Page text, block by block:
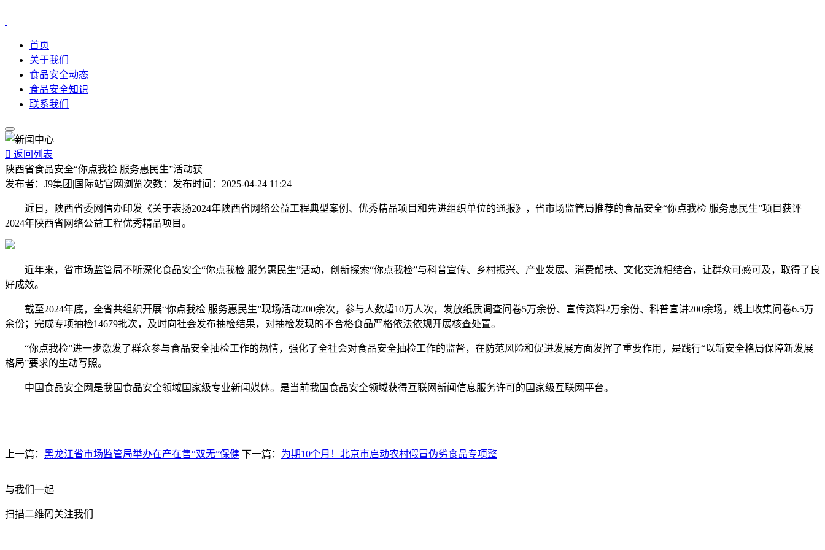
首页
关于我们
食品安全动态
食品安全知识
联系我们
 返回列表
陕西省食品安全“你点我检 服务惠民生”活动获
发布者： J9集团|国际站官网 浏览次数： 发布时间： 2025-04-24 11:24
近日，陕西省委网信办印发《关于表扬2024年陕西省网络公益工程典型案例、优秀精品项目和先进组织单位的通报》，省市场监管局推荐的食品安全“你点我检 服务惠民生”项目获评
2024年陕西省网络公益工程优秀精品项目。
近年来，省市场监管局不断深化食品安全“你点我检 服务惠民生”活动，创新探索“你点我检”与科普宣传、乡村振兴、产业发展、消费帮扶、文化交流相结合，让群众可感可及，取得了良
好成效。
截至2024年底，全省共组织开展“你点我检 服务惠民生”现场活动200余次，参与人数超10万人次，发放纸质调查问卷5万余份、宣传资料2万余份、科普宣讲200余场，线上收集问卷6.5万
余份；完成专项抽检14679批次，及时向社会发布抽检结果，对抽检发现的不合格食品严格依法依规开展核查处置。
“你点我检”进一步激发了群众参与食品安全抽检工作的热情，强化了全社会对食品安全抽检工作的监督，在防范风险和促进发展方面发挥了重要作用，是践行“以新安全格局保障新发展
格局”要求的生动写照。
中国食品安全网是我国食品安全领域国家级专业新闻媒体。是当前我国食品安全领域获得互联网新闻信息服务许可的国家级互联网平台。
上一篇： 黑龙江省市场监管局举办在产在售“双无”保健 下一篇： 为期10个月！北京市启动农村假冒伪劣食品专项整
与我们一起
扫描二维码关注我们